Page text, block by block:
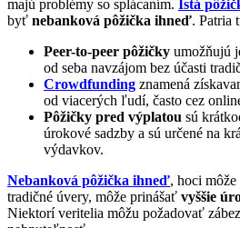
majú problémy so splácaním. Istá
byť nebanková pôžička ihneď. Patria
Peer-to-peer pôžičky umožňujú
od seba navzájom bez účasti
Crowdfunding znamená
od viacerých ľudí, často cez
Pôžičky pred výplatou sú
úrokové sadzby a sú určené na
výdavkov.
Nebanková pôžička ihneď, hoci
tradičné úvery, môže prinášať vyššie
Niektorí veritelia môžu požadovať